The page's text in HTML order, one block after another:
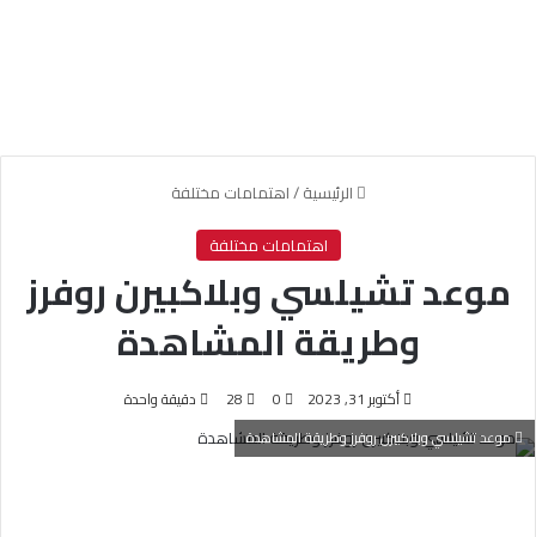
الرئيسية/اهتمامات مختلفة
اهتمامات مختلفة
موعد تشيلسي وبلاكبيرن روفرز
وطريقة المشاهدة
أكتوبر 31, 2023 0
28 دقيقة واحدة
موعد تشيلسي وبلاكبيرن روفرز وطريقة المشاهدة